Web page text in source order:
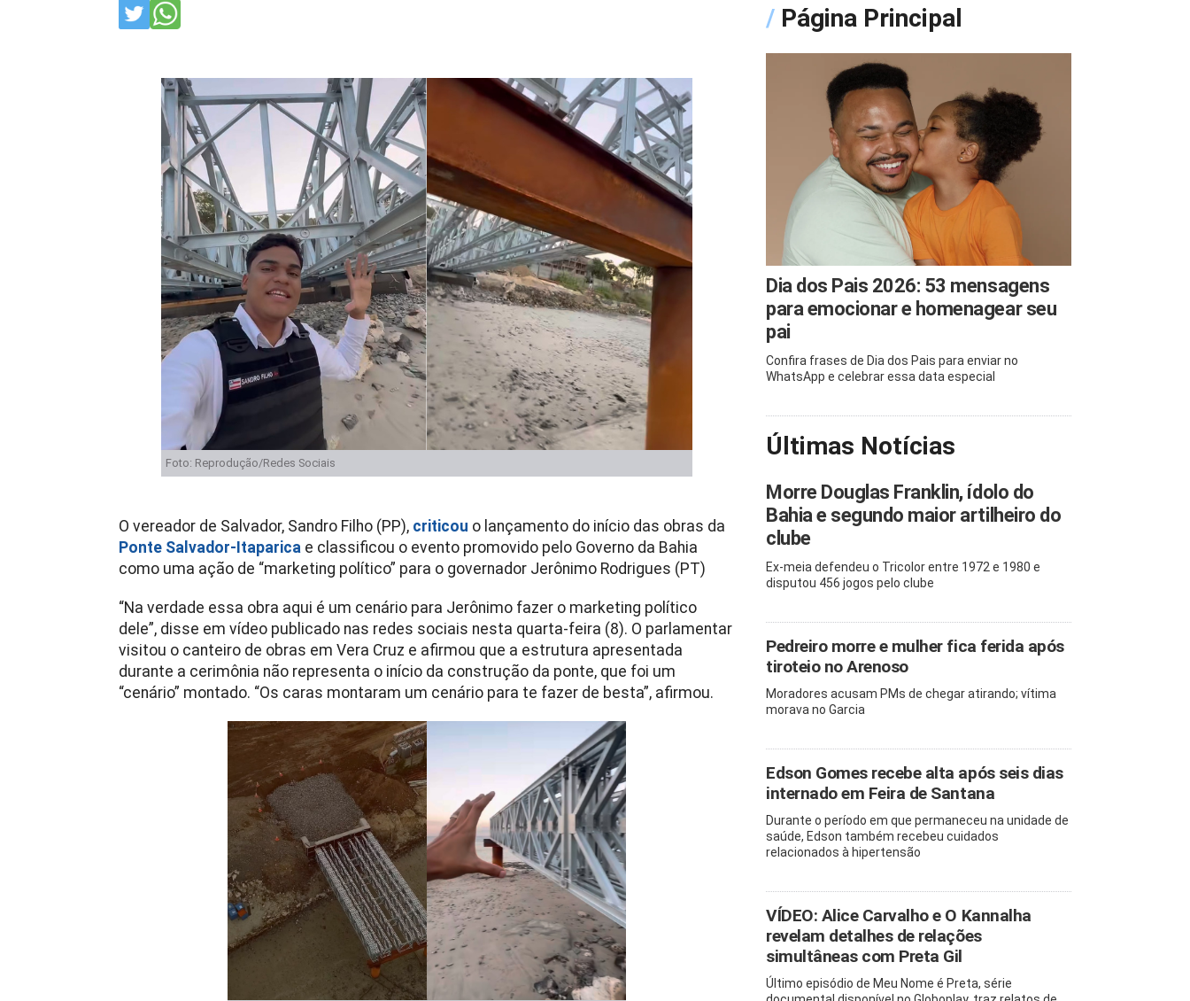
Foto: Reprodução/Redes Sociais
O vereador de Salvador, Sandro Filho (PP), criticou o lançamento do início das obras da
Ponte Salvador-Itaparica e classificou o evento promovido pelo Governo da Bahia
como uma ação de “marketing político” para o governador Jerônimo Rodrigues (PT)
“Na verdade essa obra aqui é um cenário para Jerônimo fazer o marketing político
dele”, disse em vídeo publicado nas redes sociais nesta quarta-feira (8). O parlamentar
visitou o canteiro de obras em Vera Cruz e afirmou que a estrutura apresentada
durante a cerimônia não representa o início da construção da ponte, que foi um
“cenário” montado. “Os caras montaram um cenário para te fazer de besta”, afirmou.
/ Página Principal
Dia dos Pais 2026: 53 mensagens
para emocionar e homenagear seu
pai
Confira frases de Dia dos Pais para enviar no
WhatsApp e celebrar essa data especial
Últimas Notícias
Morre Douglas Franklin, ídolo do
Bahia e segundo maior artilheiro do
clube
Ex-meia defendeu o Tricolor entre 1972 e 1980 e
disputou 456 jogos pelo clube
Pedreiro morre e mulher fica ferida após
tiroteio no Arenoso
Moradores acusam PMs de chegar atirando; vítima
morava no Garcia
Edson Gomes recebe alta após seis dias
internado em Feira de Santana
Durante o período em que permaneceu na unidade de
saúde, Edson também recebeu cuidados
relacionados à hipertensão
VÍDEO: Alice Carvalho e O Kannalha
revelam detalhes de relações
simultâneas com Preta Gil
Último episódio de Meu Nome é Preta, série